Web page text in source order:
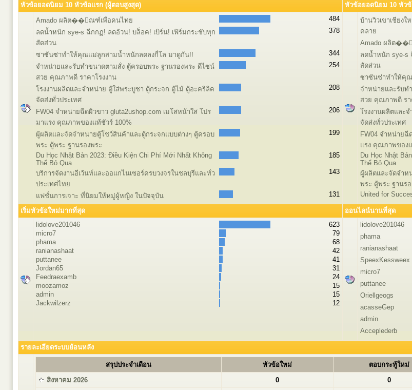
หัวข้อยอดนิยม 10 หัวข้อแรก (ผู้ตอบสูงสุด)
หัวข้อยอดนิยม 10 หัว
Amado ผลิต��ัณฑ์เพื่อคนไทย
484
ลดน้ำหนัก sye-s ฉีกกฏ! ลดอ้วน! บล็อค! เบิร์น! เฟิร์มกระชับทุก
สัดส่วน
378
ซาซันซ่าทำให้คุณแม่ลูกสามน้ำหนักลดลงกี่โล มาดูกัน!!
344
จำหน่ายและรับทำขนาดตามสั่ง ตู้ครอบพระ ฐานรองพระ ดีไซน์
สวย คุณภาพดี ราคาโรงงาน
254
โรงงานผลิตและจำหน่าย ตู้ใส่พระบูชา ตู้กระจก ตู้ไม้ ตู้อะคริลิค
จัดส่งทั่วประเทศ
208
FW04 จำหน่ายฉีดผิวขาว gluta2ushop.com เมโสหน้าใส โปร
มาแรง คุณภาพของแท้ชัวร์ 100%
206
ผู้ผลิตและจัดจำหน่ายตู้โชว์สินค้าและตู้กระจกแบบต่างๆ ตู้ครอบ
พระ ตู้พระ ฐานรองพระ
199
Du Học Nhật Bản 2023: Điều Kiện Chi Phí Mới Nhất Không
Thể Bỏ Qua
185
บริการจัดงานอีเว้นท์และออแกไนเซอร์ครบวงจรในชลบุรีและทั่ว
ประเทศไทย
143
แฟชั่นการเจาะ ที่นิยมให้หมู่ผู้หญิง ในปัจจุบัน 131
บ้านวิวเขาเชียง
คลาย
Amado ผลิต
ลดน้ำหนัก sye-s
สัดส่วน
ซาซันซ่าทำให้คุ
จำหน่ายและรับท
สวย คุณภาพดี รา
โรงงานผลิตและ
จัดส่งทั่วประเทศ
FW04 จำหน่ายฉี
แรง คุณภาพของ
Du Học Nhật
Thể Bỏ Qua
ผู้ผลิตและจัดจำห
พระ ตู้พระ ฐานรอ
United for
เริ่มหัวข้อใหม่มากที่สุด
ออนไลน์นานที่สุด
lidolove201046
623
micro7
79
phama
68
ranianashaat
42
puttanee
41
Jordan65
31
Feedraexamb
24
moozamoz
15
admin
15
Jackwilzerz
12
lidolove201046
phama
ranianashaat
SpeexKessweex
micro7
puttanee
Oriellgeogs
acasseGep
admin
Acceplederb
รายละเอียดระบบย้อนหลัง
สรุปประจำเดือน หัวข้อใหม่ ตอบกระทู้ใหม่
สิงหาคม 2026
0 0